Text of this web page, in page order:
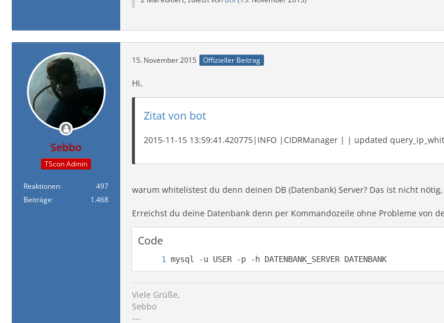
Sebbo
TScon Admin
Reaktionen
497
Beiträge
1.468
15. November 2015 Offizieller Beitrag
Hi,
Zitat von bot
2015-11-15 13:59:41.420775|INFO |CIDRManager | | updated
warum whitelistest du denn deinen DB (Datenbank) Server? Das ist nicht
Erreichst du deine Datenbank denn per Kommandozeile ohne Probleme von
Code
mysql -u USER -p -h DATENBANK_SERVER DATENBANK
Viele Grüße,
Sebbo
---